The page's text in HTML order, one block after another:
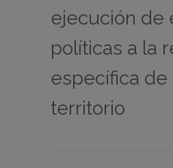
ejecución de
políticas a la
específica de
territorio